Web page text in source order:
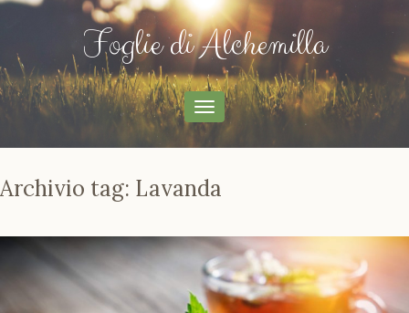
Foglie di Alchemilla
menu
di
navigazione
Archivio tag: Lavanda